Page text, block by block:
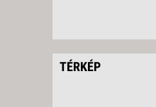
TÉRKÉP